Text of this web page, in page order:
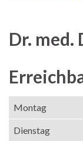
Dr. med.
Montag
Dienstag